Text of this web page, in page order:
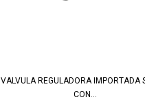
VALVULA REGULADORA IMPORTADA
CON...